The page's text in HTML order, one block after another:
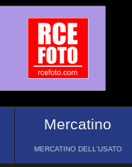
Mercatino
MERCATINO DELL'USATO